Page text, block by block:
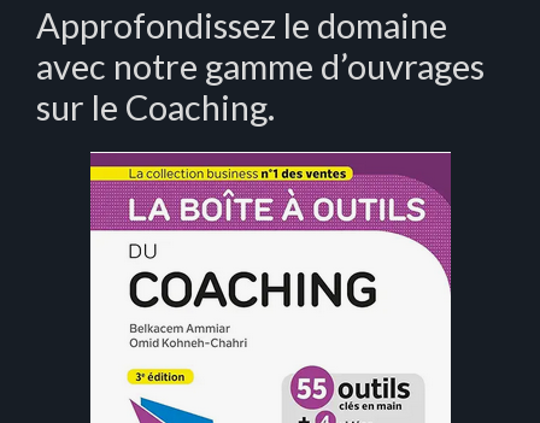
Approfondissez le domaine
avec notre gamme d’ouvrages
sur le Coaching.